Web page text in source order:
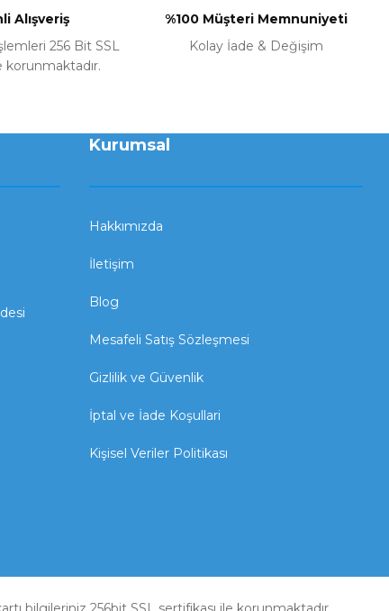
Alışveriş
256 Bit SSL
korunmaktadır.
%100 Müşteri Memnuniyeti
Kolay İade & Değişim
Kurumsal
Hakkımızda
İletişim
Blog
Mesafeli Satış Sözleşmesi
Gizlilik ve Güvenlik
İptal ve İade Koşullari
Kişisel Veriler Politikası